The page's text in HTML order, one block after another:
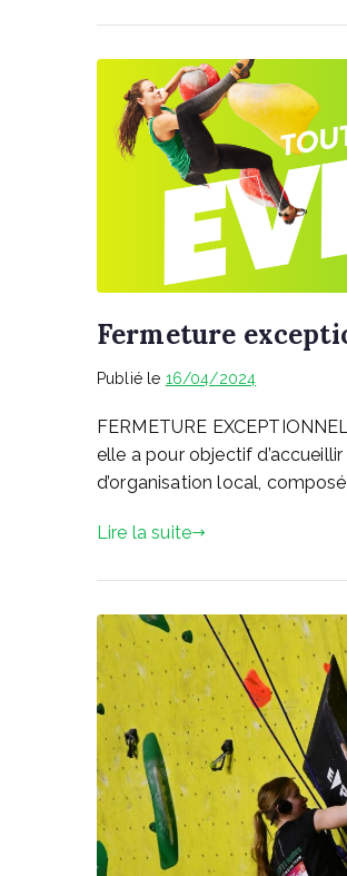
Fermeture
Publié le 16/04/2024
FERMETURE
elle a pour objectif
d’organisation local,
Lire la suite